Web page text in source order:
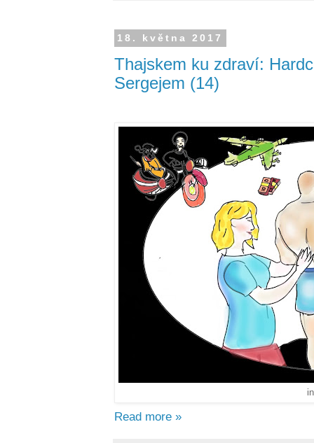
18. května 2017
Thajskem ku zdraví:
Sergejem (14)
Read more »